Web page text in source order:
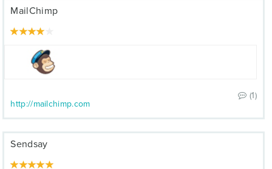
MailChimp
(1)
http://mailchimp.com
Sendsay